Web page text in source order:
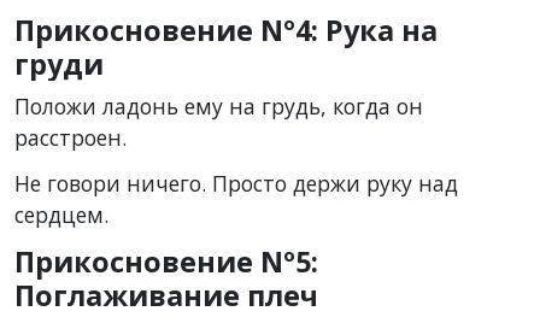
Прикосновение Nº4: Рука на
груди
Положи ладонь ему на грудь, когда он
расстроен.
Не говори ничего. Просто держи руку над
сердцем.
Прикосновение Nº5:
Поглаживание плеч